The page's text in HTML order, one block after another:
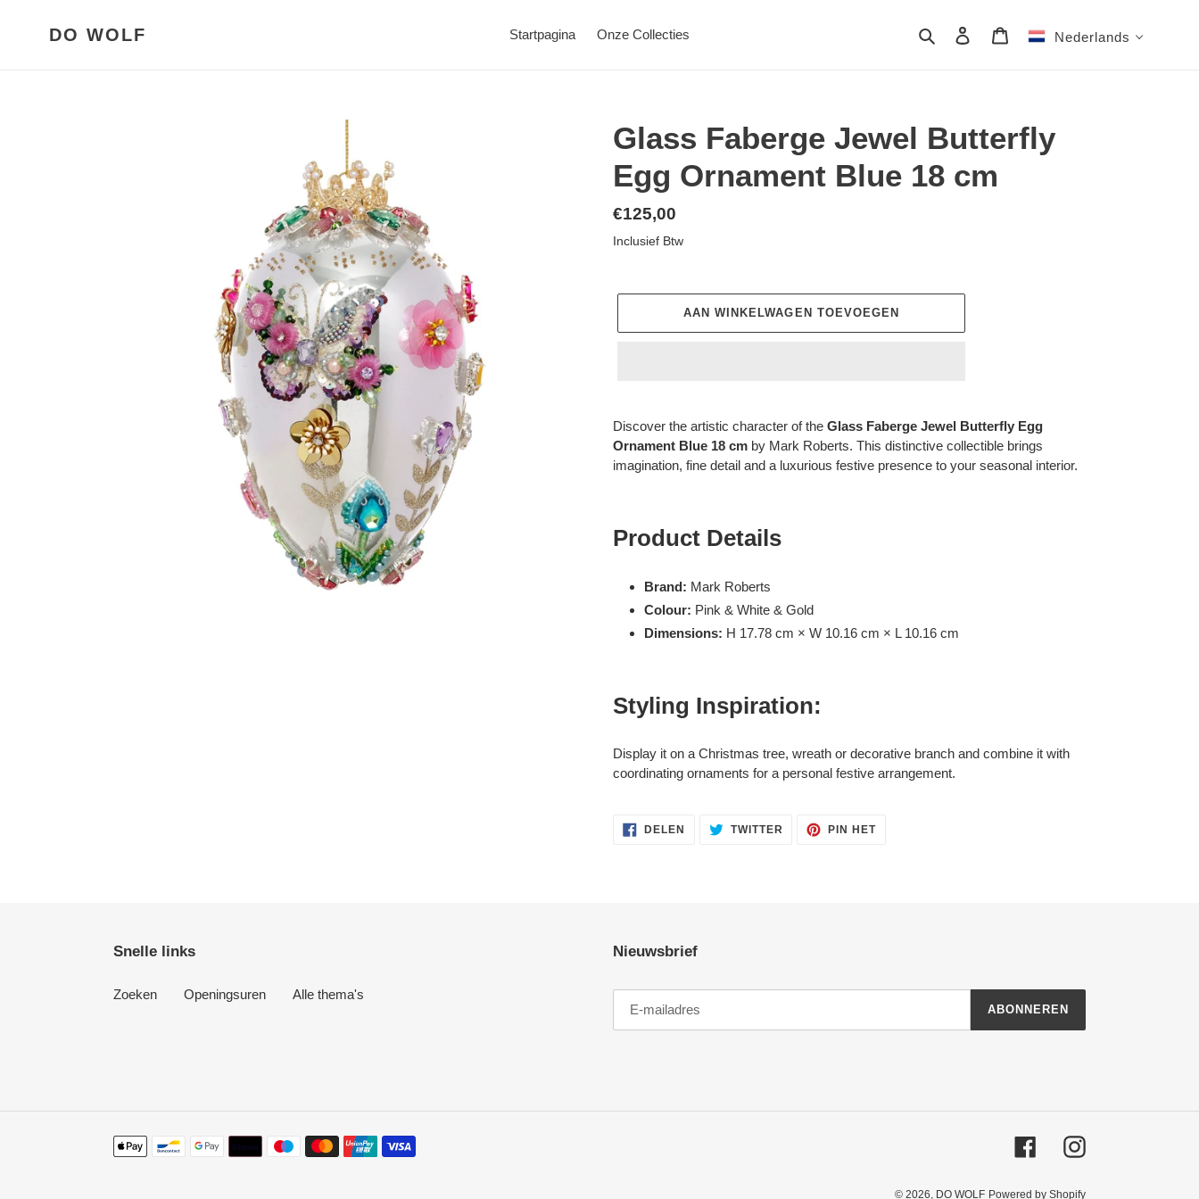
DO WOLF Startpagina Onze Collecties Zoeken AanmeldenWinkelwagenNederlands
Glass Faberge Jewel Butterfly
Egg Ornament Blue 18 cm
Normale
prijs
€125,00
Inclusief Btw
AAN WINKELWAGEN TOEVOEGEN
toegevoegen
aan
je
winkelwagen
Discover the artistic character of the Glass Faberge Jewel Butterfly Egg
Ornament Blue 18 cm by Mark Roberts. This distinctive collectible brings
imagination, fine detail and a luxurious festive presence to your seasonal interior.
Product Details
Brand: Mark Roberts
Colour: Pink & White & Gold
Dimensions: H 17.78 cm × W 10.16 cm × L 10.16 cm
Styling Inspiration:
Display it on a Christmas tree, wreath or decorative branch and combine it with
coordinating ornaments for a personal festive arrangement.
DELEN
DELEN TWITTER TWITTERENPIN HETPINNEN
Snelle links
Zoeken Openingsuren Alle thema's
Nieuwsbrief
ABONNEREN
Betaalmethoden FacebookInstagram
© 2026, DO WOLF Powered by Shopify